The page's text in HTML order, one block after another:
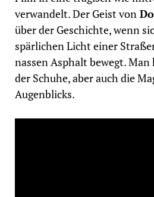
verwandelt. Der Geist von
über der Geschichte, wenn
spärlichen Licht einer
nassen Asphalt bewegt.
der Schuhe, aber auch die
Augenblicks.